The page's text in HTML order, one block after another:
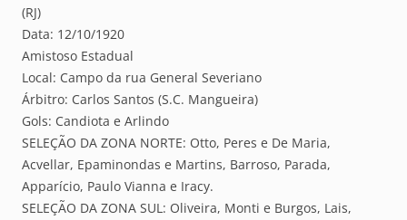
(RJ)
Data: 12/10/1920
Amistoso Estadual
Local: Campo da rua General Severiano
Árbitro: Carlos Santos (S.C. Mangueira)
Gols: Candiota e Arlindo
SELEÇÃO DA ZONA NORTE: Otto, Peres e De Maria,
Acvellar, Epaminondas e Martins, Barroso, Parada,
Apparício, Paulo Vianna e Iracy.
SELEÇÃO DA ZONA SUL: Oliveira, Monti e Burgos, Lais,